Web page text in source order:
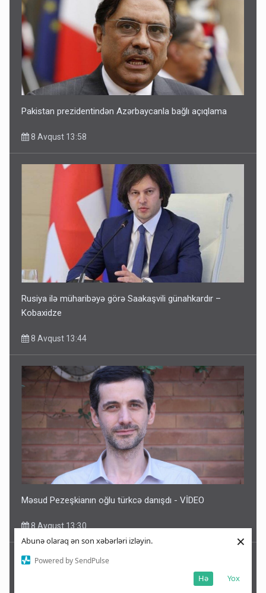
Abunə olaraq ən son xəbərləri izləyin.
Powered by SendPulse
Yox
Hə
×
Pakistan prezidentindən Azərbaycanla bağlı açıqlama
8 Avqust 13:58
Rusiya ilə müharibəyə görə Saakaşvili günahkardır –
Kobaxidze
8 Avqust 13:44
Məsud Pezeşkianın oğlu türkcə danışdı - VİDEO
8 Avqust 13:30